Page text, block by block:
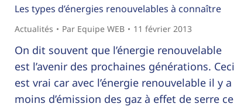
Les types d’énergies renouvelables à connaître
Actualités Par Equipe WEB 11 février 2013
On dit souvent que l’énergie renouvelable
est l’avenir des prochaines générations. Ceci
est vrai car avec l’énergie renouvelable il y a
moins d’émission des gaz à effet de serre ce